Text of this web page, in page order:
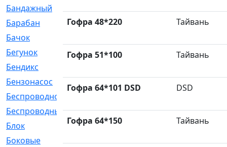
Бандажный
[6]
Барабан
[5]
Бачок
Бегунок
[21]
Бендикс
Бензонасос
[17]
Беспроводное
Беспроводные
[1]
Блок
[81]
Боковые
[4]
Гофра 48*220 Тайвань
Гофра 51*100 Тайвань
Гофра 64*101 DSD DSD
Гофра 64*150 Тайвань